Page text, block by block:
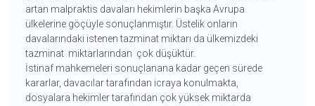
artan malpraktis davaları hekimlerin başka Avrupa
ülkelerine göçüyle sonuçlanmıştır. Üstelik onların
davalarındaki istenen tazminat miktarı da ülkemizdeki
tazminat miktarlarından çok düşüktür.
İstinaf mahkemeleri sonuçlanana kadar geçen sürede
kararlar, davacılar tarafından icraya konulmakta,
dosyalara hekimler tarafından çok yüksek miktarda